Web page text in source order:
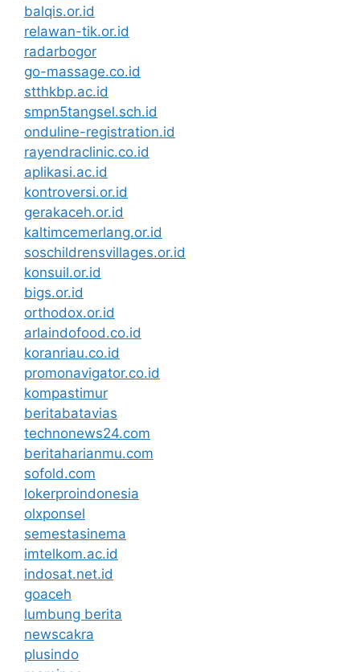
balqis.or.id
relawan-tik.or.id
radarbogor
go-massage.co.id
stthkbp.ac.id
smpn5tangsel.sch.id
onduline-registration.id
rayendraclinic.co.id
aplikasi.ac.id
kontroversi.or.id
gerakaceh.or.id
kaltimcemerlang.or.id
soschildrensvillages.or.id
konsuil.or.id
bigs.or.id
orthodox.or.id
arlaindofood.co.id
koranriau.co.id
promonavigator.co.id
kompastimur
beritabatavias
technonews24.com
beritaharianmu.com
sofold.com
lokerproindonesia
olxponsel
semestasinema
imtelkom.ac.id
indosat.net.id
goaceh
lumbung berita
newscakra
plusindo